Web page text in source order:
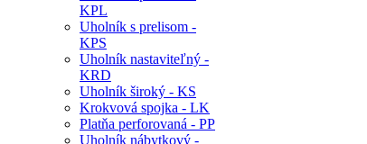
KPL
Uholník s prelisom -
KPS
Uholník nastaviteľný -
KRD
Uholník široký - KS
Krokvová spojka - LK
Platňa perforovaná - PP
Uholník nábytkový -